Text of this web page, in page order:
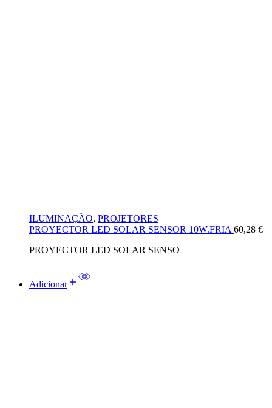
ILUMINAÇÃO, PROJETORES
PROYECTOR LED SOLAR SENSOR 10W.FRIA 60,28 €
PROYECTOR LED SOLAR SENSO
Adicionar